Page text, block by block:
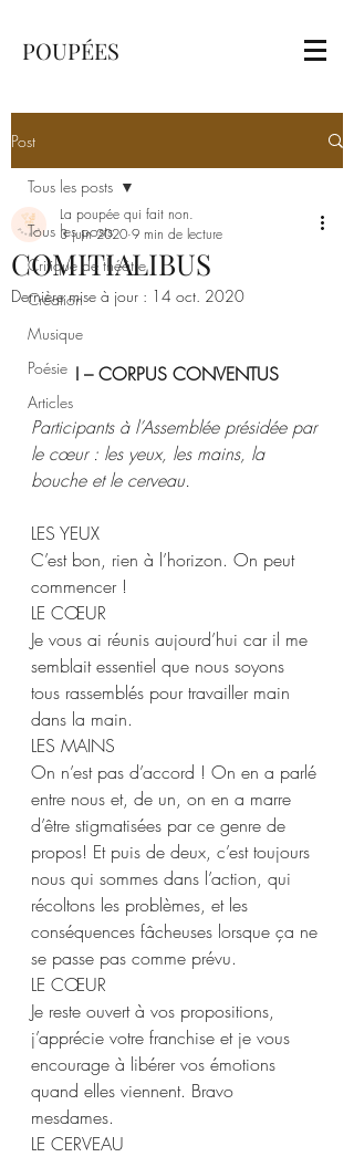
POUPÉES
Post
Tous les posts
Critique de théâtre
Création
Musique
Poésie
Articles
Tous les posts
COMITIALIBUS
La poupée qui fait non.
3 juin 2020 9 min de lecture
Dernière mise à jour : 14 oct. 2020
I – CORPUS CONVENTUS
Participants à l’Assemblée présidée par
le cœur : les yeux, les mains, la
bouche et le cerveau.
LES YEUX
C’est bon, rien à l’horizon. On peut
commencer !
LE CŒUR
Je vous ai réunis aujourd’hui car il me
semblait essentiel que nous soyons
tous rassemblés pour travailler main
dans la main.
LES MAINS
On n’est pas d’accord ! On en a parlé
entre nous et, de un, on en a marre
d’être stigmatisées par ce genre de
propos! Et puis de deux, c’est toujours
nous qui sommes dans l’action, qui
récoltons les problèmes, et les
conséquences fâcheuses lorsque ça ne
se passe pas comme prévu.
LE CŒUR
Je reste ouvert à vos propositions,
j’apprécie votre franchise et je vous
encourage à libérer vos émotions
quand elles viennent. Bravo
mesdames.
LE CERVEAU